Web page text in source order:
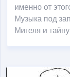
именно от
Музыка под
Мигеля и